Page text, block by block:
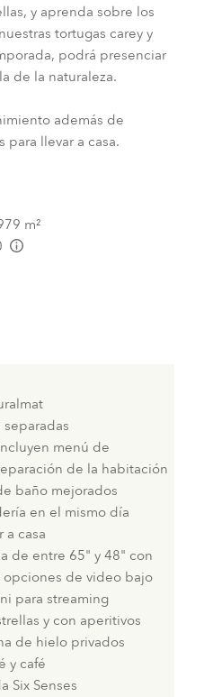
y aprenda sobre los
tortugas carey y
podrá presenciar
de la naturaleza.
además de
para llevar a casa.
m²
menú de
de la habitación
baño mejorados
en el mismo día
a casa
de entre 65" y 48" con
opciones de video bajo
para streaming
y con aperitivos
de hielo privados
y café
Six Senses